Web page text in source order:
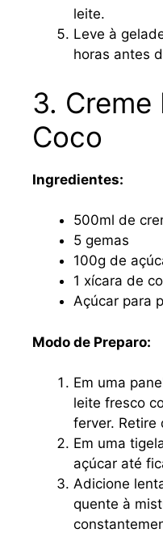
leite.
Leve à
horas antes
3. Creme
Coco
Ingredientes:
500ml de
5 gemas
100g de
1 xícara de
Açúcar para
Modo de Preparo:
Em uma
leite fresco
ferver. Retire
Em uma
açúcar até
Adicione
quente à